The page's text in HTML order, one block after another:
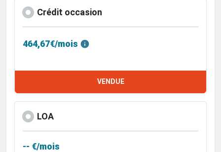
Crédit occasion
464,67€/mois
VENDUE
LOA
-- €/mois